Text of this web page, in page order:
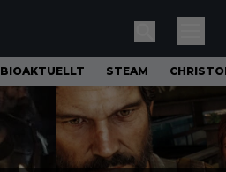
BIOAKTUELLT STEAM